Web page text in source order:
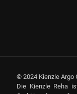
© 2024 Kienzle Argo
Die Kienzle Reha